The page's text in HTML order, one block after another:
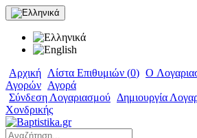
Αρχική Λίστα Επιθυμιών (0) O
Αγορών Αγορά
Σύνδεση Λογαριασμού Δημιουργία
Χονδρικής